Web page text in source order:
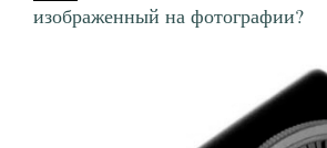
изображенный на фотографии?